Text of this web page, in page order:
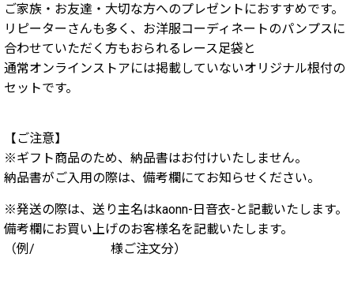
ご家族・お友達・大切な方へのプレゼントにおすすめです。
リピーターさんも多く、お洋服コーディネートのパンプスに
合わせていただく方もおられるレース足袋と
通常オンラインストアには掲載していないオリジナル根付の
セットです。
【ご注意】
※ギフト商品のため、納品書はお付けいたしません。
納品書がご入用の際は、備考欄にてお知らせください。
※発送の際は、送り主名はkaonn-日音衣-と記載いたします。
備考欄にお買い上げのお客様名を記載いたします。
（例/ 様ご注文分）